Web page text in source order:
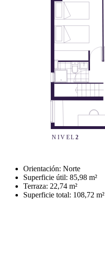
Orientación: Norte
Superficie útil: 85,98 m²
Terraza: 22,74 m²
Superficie total: 108,72 m²